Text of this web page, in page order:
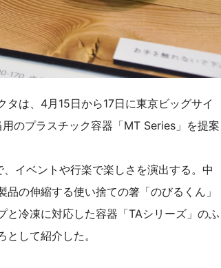
は、4月15日から17日に東京ビッグサイ
のプラスチック容器「MT Series」を提案
イベントや行楽で楽しさを演出する。中
の伸縮する使い捨ての箸「のびるくん」
と冷凍に対応した容器「TAシリーズ」のふ
して紹介した。